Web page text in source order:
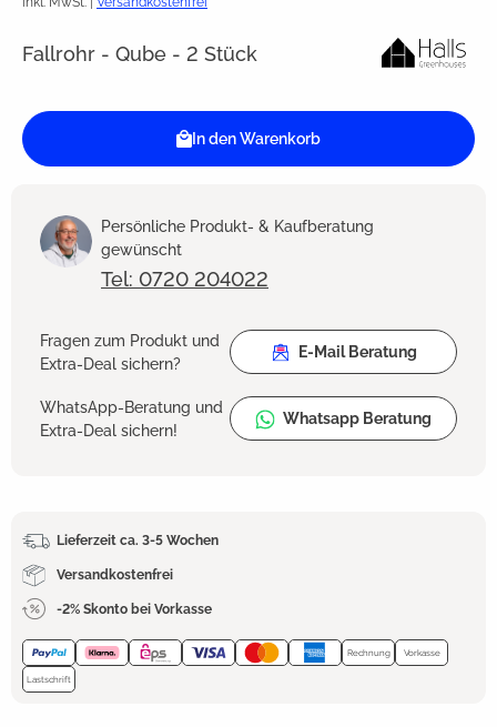
Fallrohr - Qube - 2 Stück
In den Warenkorb
Persönliche Produkt- & Kaufberatung
gewünscht
Tel: 0720 204022
Fragen zum Produkt und
Extra-Deal sichern?
E-Mail Beratung
WhatsApp-Beratung und
Extra-Deal sichern!
Whatsapp Beratung
Lieferzeit ca. 3-5 Wochen
Versandkostenfrei
-2% Skonto bei Vorkasse
Rechnung Vorkasse
Lastschrift